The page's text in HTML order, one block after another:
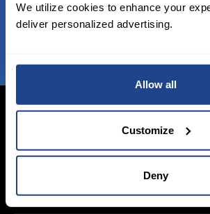
We utilize cookies to enhance your
deliver personalized advertising.
Allow all
Customize
Deny
JOIN US NOW
Login Now
Sign Up